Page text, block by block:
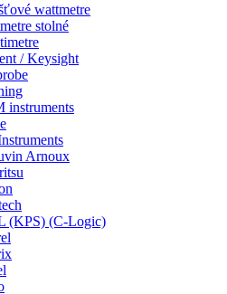
wattmetre
stolné
/ Keysight
instruments
Arnoux
(KPS) (C-Logic)